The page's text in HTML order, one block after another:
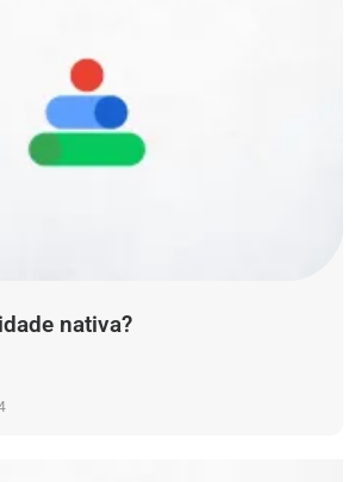
nativa?